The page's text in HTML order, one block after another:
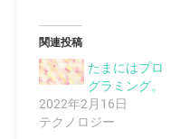
関連投稿
たまにはプロ
グラミング。
2022年2月16日
テクノロジー